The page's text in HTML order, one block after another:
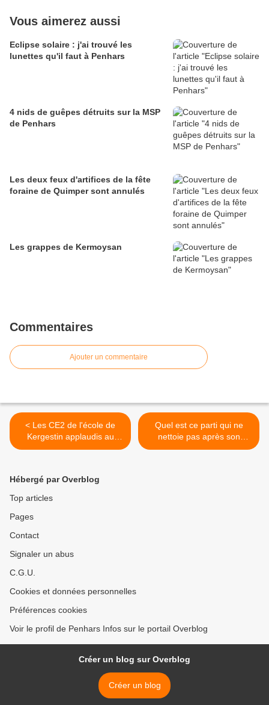
Vous aimerez aussi
Eclipse solaire : j'ai trouvé les
lunettes qu'il faut à Penhars
4 nids de guêpes détruits sur la MSP
de Penhars
Les deux feux d'artifices de la fête
foraine de Quimper sont annulés
Les grappes de Kermoysan
Commentaires
Ajouter un commentaire
< Les CE2 de l'école de
Kergestin applaudis au
centre ville de Quimper
Quel est ce parti qui ne
nettoie pas après son
passage à Kermoysan ... >
Hébergé par Overblog
Top articles
Pages
Contact
Signaler un abus
C.G.U.
Cookies et données personnelles
Préférences cookies
Voir le profil de Penhars Infos sur le portail Overblog
Créer un blog sur Overblog
Créer un blog